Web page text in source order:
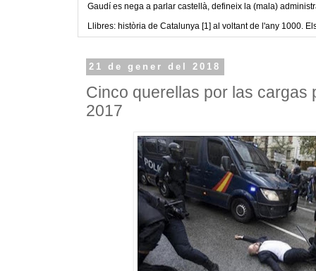
Gaudí es nega a parlar castellà, defineix la (mala)
Llibres: història de Catalunya [1] al voltant de l'any 1000.
21 de gener del 2018
Cinco querellas por las cargas
2017